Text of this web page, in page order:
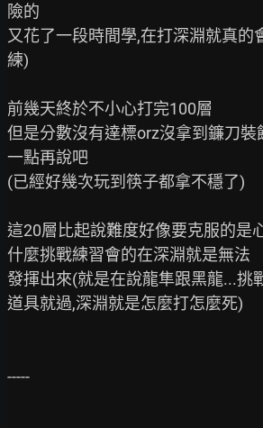
險的
又花了一段時間學,在打深淵就真的
練)
前幾天終於不小心打完100層
但是分數沒有達標orz沒拿到鐮刀裝
一點再說吧
(已經好幾次玩到筷子都拿不穩了)
這20層比起說難度好像要克服的是
什麼挑戰練習會的在深淵就是無法
發揮出來(就是在說龍隼跟黑龍...挑
道具就過,深淵就是怎麼打怎麼死)
-----